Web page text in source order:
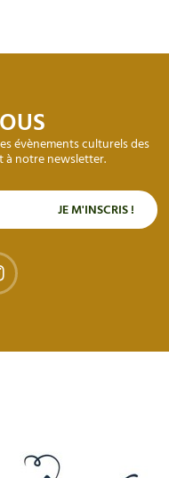
évènements culturels des
à notre newsletter.